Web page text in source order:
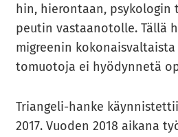
hin, hie­ron­taan,
peu­tin vas­taa­no­tol­le. Tällä
migree­nin
to­muo­to­ja ei hyö­dyn­ne­tä
Triangeli-​hanke
2017. Vuo­den 2018 ai­ka­na